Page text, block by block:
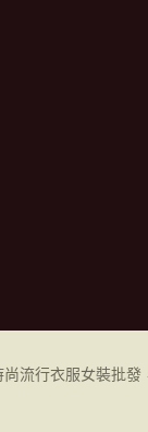
尚流行衣服女裝批發